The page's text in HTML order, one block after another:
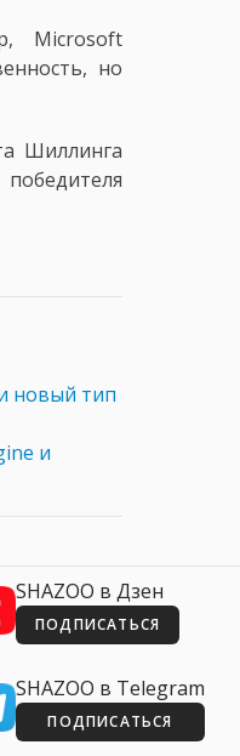
Microsoft
но
Шиллинга
новый тип
и
SHAZOO в Дзен
ПОДПИСАТЬСЯ
SHAZOO в Telegram
ПОДПИСАТЬСЯ